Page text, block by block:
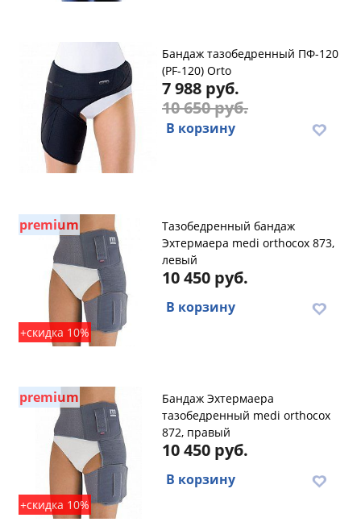
Бандаж тазобедренный ПФ-120
(PF-120) Orto
7 988 руб.
10 650 руб.
В корзину
premium
+скидка 10%
Тазобедренный бандаж
Эхтермаера medi orthocox 873,
левый
10 450 руб.
В корзину
premium
+скидка 10%
Бандаж Эхтермаера
тазобедренный medi orthocox
872, правый
10 450 руб.
В корзину